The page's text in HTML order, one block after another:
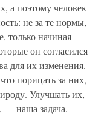
а поэтому человек
не за те нормы,
только начиная
он согласился
для их изменения.
порицать за них,
Улучшать их,
— наша задача.